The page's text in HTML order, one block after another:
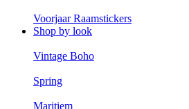
Voorjaar Raamstickers
Shop by look
Vintage Boho
Spring
Maritiem